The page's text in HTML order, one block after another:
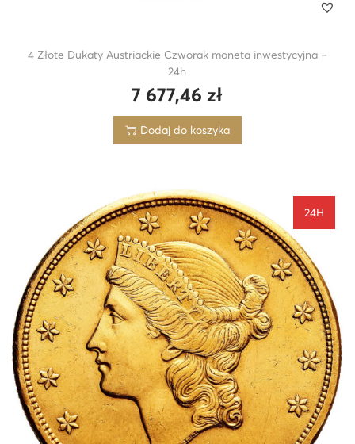
4 Złote Dukaty Austriackie Czworak moneta inwestycyjna –
24h
7 677,46zł
Dodaj do koszyka
24H